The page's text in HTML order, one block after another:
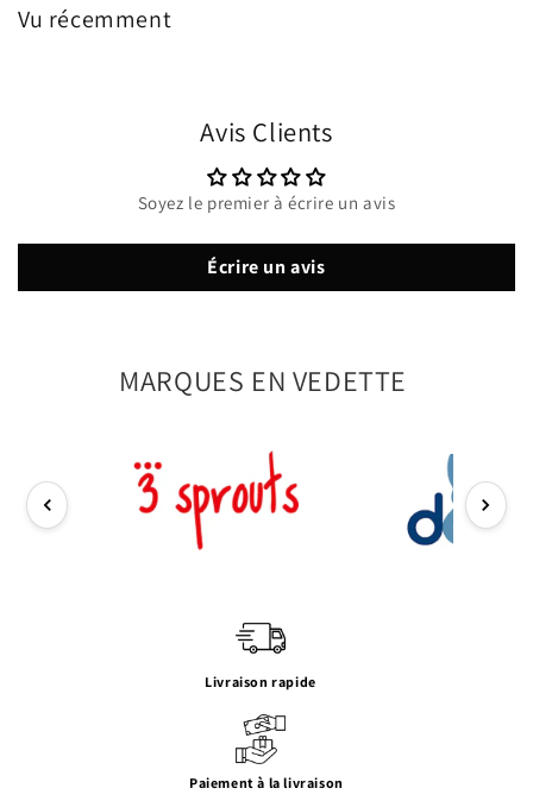
Vu récemment
Avis Clients
Soyez le premier à écrire un avis
Écrire un avis
MARQUES EN VEDETTE
Livraison rapide
Paiement à la livraison